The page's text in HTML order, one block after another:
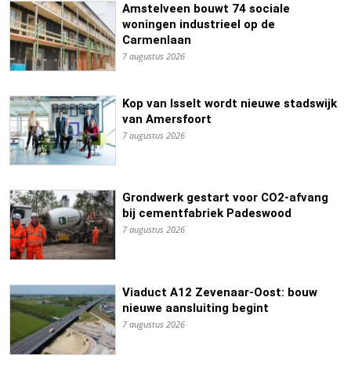
Amstelveen bouwt 74 sociale
woningen industrieel op de
Carmenlaan
7 augustus 2026
Kop van Isselt wordt nieuwe stadswijk
van Amersfoort
7 augustus 2026
Grondwerk gestart voor CO2-afvang
bij cementfabriek Padeswood
7 augustus 2026
Viaduct A12 Zevenaar-Oost: bouw
nieuwe aansluiting begint
7 augustus 2026